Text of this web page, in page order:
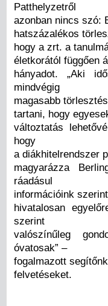
Patthelyzetről
azonban nincs szó:
hatszázalékos
hogy a zrt. a
életkorától függően
hányadot. „Aki
mindvégig
magasabb
tartani, hogy
változtatás
hogy
a diákhitelrendszer
magyarázza
ráadásul
információink
hivatalosan
szerint
valószínűleg
óvatosak” –
fogalmazott
felvetéseket.